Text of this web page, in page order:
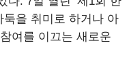
둑을 취미로 하거나 아
여를 이끄는 새로운